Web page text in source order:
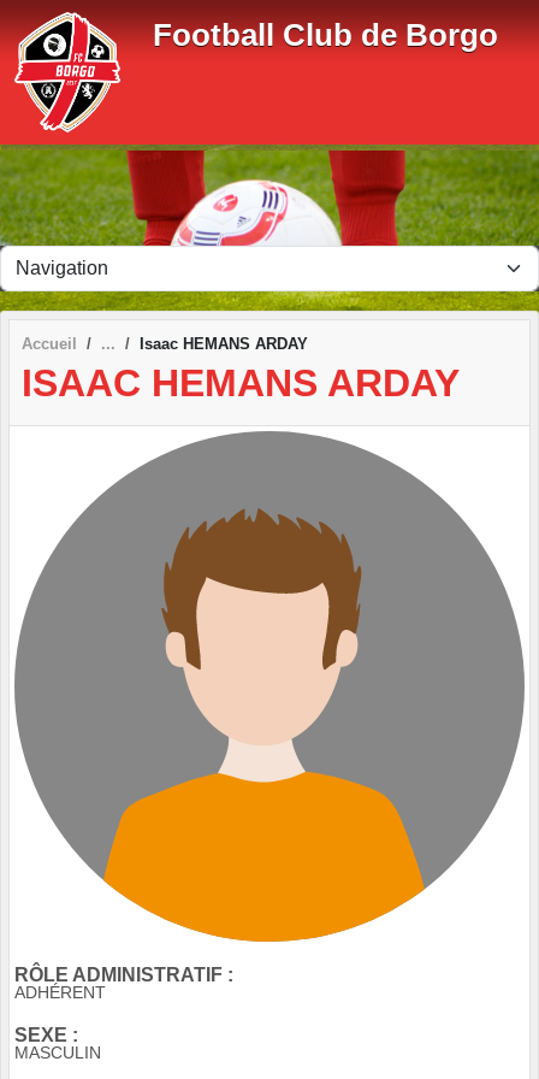
Football Club de Borgo
Accueil Isaac HEMANS ARDAY
ISAAC HEMANS ARDAY
RÔLE ADMINISTRATIF :
ADHÉRENT
SEXE :
MASCULIN
Panneau de gestion des cookies